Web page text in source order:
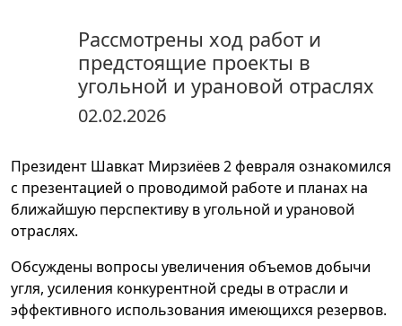
железнодорожной продукции
Рассмотрены ход работ и
предстоящие проекты в
угольной и урановой отраслях
02.02.2026
Президент Шавкат Мирзиёев 2 февраля ознакомился
с презентацией о проводимой работе и планах на
ближайшую перспективу в угольной и урановой
отраслях.
Обсуждены вопросы увеличения объемов добычи
угля, усиления конкурентной среды в отрасли и
эффективного использования имеющихся резервов.